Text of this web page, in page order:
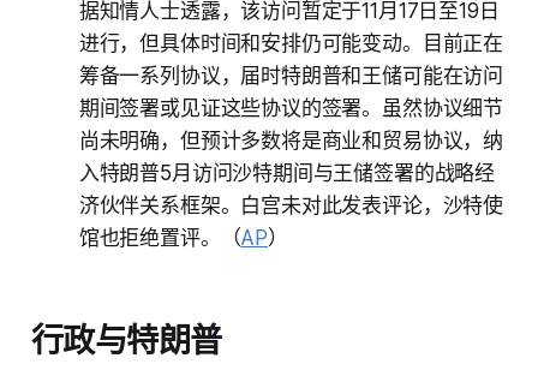
据知情人士透露，该访问暂定于11月17日至19日
进行，但具体时间和安排仍可能变动。目前正在
筹备一系列协议，届时特朗普和王储可能在访问
期间签署或见证这些协议的签署。虽然协议细节
尚未明确，但预计多数将是商业和贸易协议，纳
入特朗普5月访问沙特期间与王储签署的战略经
济伙伴关系框架。白宫未对此发表评论，沙特使
馆也拒绝置评。（AP）
行政与特朗普